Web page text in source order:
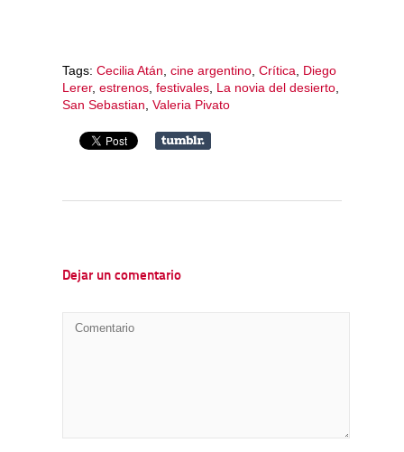
Tags: Cecilia Atán cine argentino Crítica
Diego
Lerer, estrenos festivales La novia del desierto
San Sebastian Valeria Pivato
Dejar un comentario